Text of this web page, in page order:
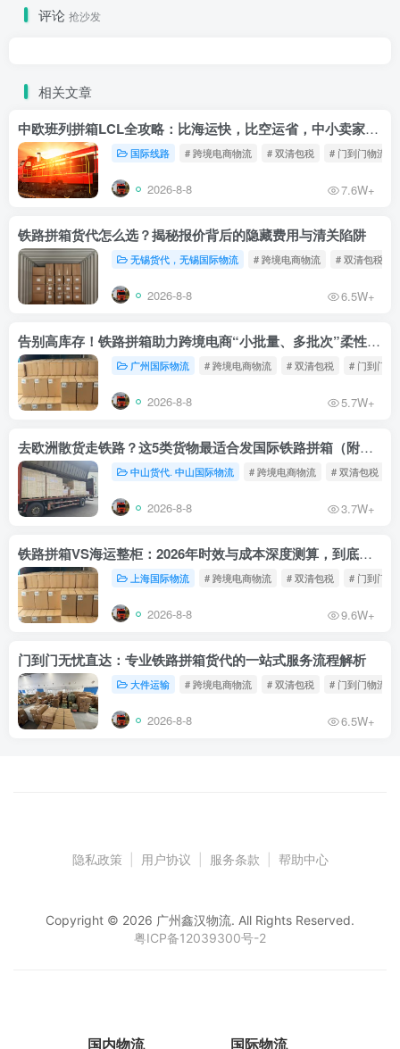
评论 抢沙发
相关文章
中欧班列拼箱LCL全攻略：比海运快，比空运省，中小卖家的物流新宠！
国际线路 # 跨境电商物流 # 双清包税 # 门到门物流
2026-8-8 7.6W+
铁路拼箱货代怎么选？揭秘报价背后的隐藏费用与清关陷阱
无锡货代，无锡国际物流 # 跨境电商物流 # 双清包税
2026-8-8 6.5W+
告别高库存！铁路拼箱助力跨境电商“小批量、多批次”柔性补货
广州国际物流 # 跨境电商物流 # 双清包税 # 门到门物
2026-8-8 5.7W+
去欧洲散货走铁路？这5类货物最适合发国际铁路拼箱（附禁运清单）
中山货代. 中山国际物流 # 跨境电商物流 # 双清包税
2026-8-8 3.7W+
铁路拼箱VS海运整柜：2026年时效与成本深度测算，到底能省多少钱？
上海国际物流 # 跨境电商物流 # 双清包税 # 门到门物
2026-8-8 9.6W+
门到门无忧直达：专业铁路拼箱货代的一站式服务流程解析
大件运输 # 跨境电商物流 # 双清包税 # 门到门物流
2026-8-8 6.5W+
隐私政策 用户协议 服务条款 帮助中心
Copyright © 2026 广州鑫汉物流. All Rights Reserved.
粤ICP备12039300号-2
国内物流 国际物流